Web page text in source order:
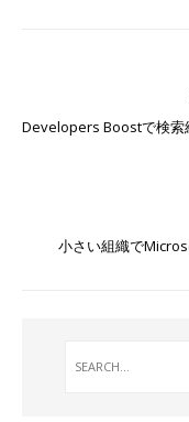
Developers Boostで検索
小さい組織で